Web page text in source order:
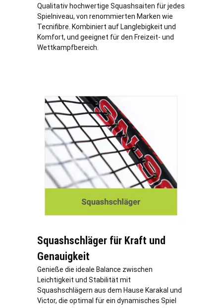
Qualitativ hochwertige Squashsaiten für jedes
Spielniveau, von renommierten Marken wie
Tecnifibre. Kombiniert auf Langlebigkeit und
Komfort, und geeignet für den Freizeit- und
Wettkampfbereich.
Squashschläger für Kraft und
Genauigkeit
Genieße die ideale Balance zwischen
Leichtigkeit und Stabilität mit
Squashschlägern aus dem Hause Karakal und
Victor, die optimal für ein dynamisches Spiel